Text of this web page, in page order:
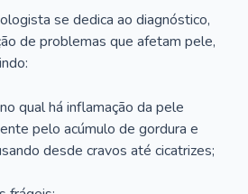
se dedica ao diagnóstico,
de problemas que afetam pele,
qual há inflamação da pele
pelo acúmulo de gordura e
desde cravos até cicatrizes;